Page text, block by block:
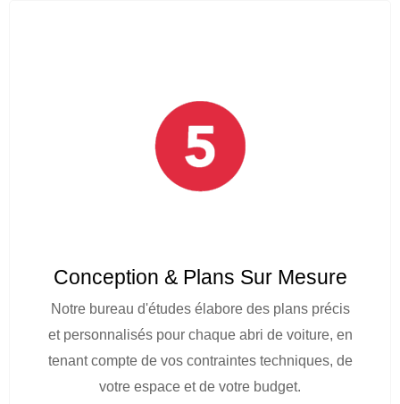
Conception & Plans Sur Mesure
Notre bureau d'études élabore des plans précis
et personnalisés pour chaque abri de voiture, en
tenant compte de vos contraintes techniques, de
votre espace et de votre budget.